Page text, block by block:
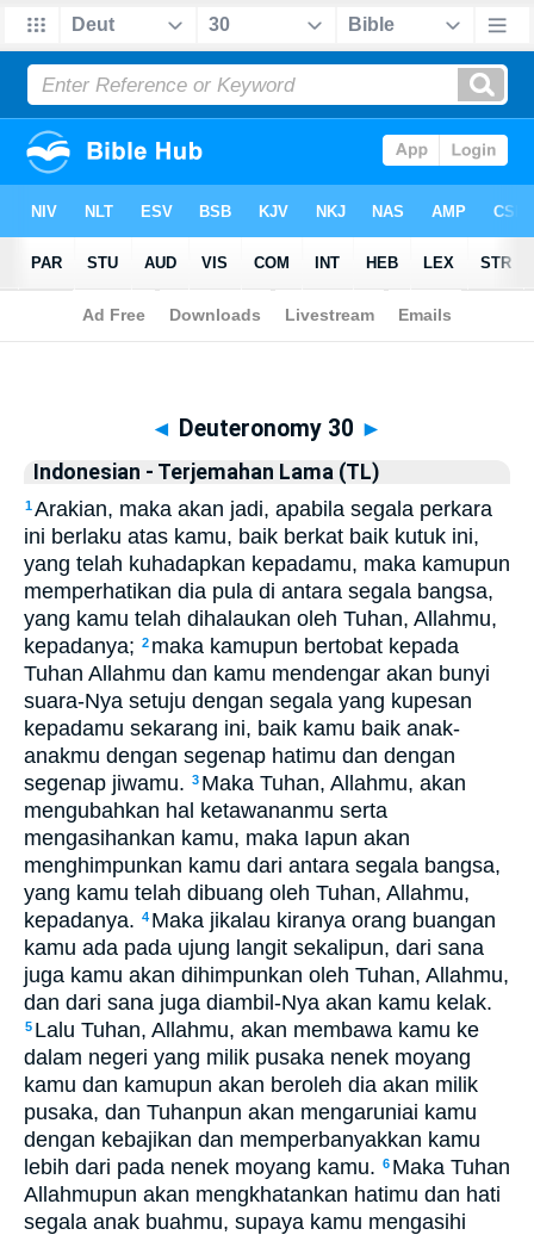
Biblia Indonesian - Terjemahan Lama (TL) > Deuteronomy 30
◄ Deuteronomy 30 ►
Indonesian - Terjemahan Lama (TL)
1Arakian, maka akan jadi, apabila segala perkara
ini berlaku atas kamu, baik berkat baik kutuk ini,
yang telah kuhadapkan kepadamu, maka kamupun
memperhatikan dia pula di antara segala bangsa,
yang kamu telah dihalaukan oleh Tuhan, Allahmu,
kepadanya; 2 maka kamupun bertobat kepada
Tuhan Allahmu dan kamu mendengar akan bunyi
suara-Nya setuju dengan segala yang kupesan
kepadamu sekarang ini, baik kamu baik anak-
anakmu dengan segenap hatimu dan dengan
segenap jiwamu. 3 Maka Tuhan, Allahmu, akan
mengubahkan hal ketawananmu serta
mengasihankan kamu, maka Iapun akan
menghimpunkan kamu dari antara segala bangsa,
yang kamu telah dibuang oleh Tuhan, Allahmu,
kepadanya. 4 Maka jikalau kiranya orang buangan
kamu ada pada ujung langit sekalipun, dari sana
juga kamu akan dihimpunkan oleh Tuhan, Allahmu,
dan dari sana juga diambil-Nya akan kamu kelak.
5 Lalu Tuhan, Allahmu, akan membawa kamu ke
dalam negeri yang milik pusaka nenek moyang
kamu dan kamupun akan beroleh dia akan milik
pusaka, dan Tuhanpun akan mengaruniai kamu
dengan kebajikan dan memperbanyakkan kamu
lebih dari pada nenek moyang kamu. 6 Maka Tuhan
Allahmupun akan mengkhatankan hatimu dan hati
segala anak buahmu, supaya kamu mengasihi